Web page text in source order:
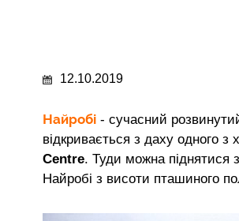
12.10.2019
Найробі - сучасний
відкривається з даху одного з
Centre. Туди можна піднятися
Найробі з висоти пташиного